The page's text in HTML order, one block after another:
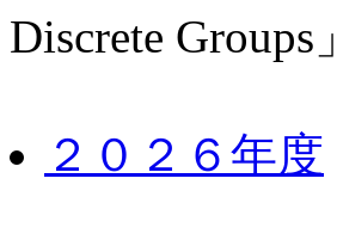
Discrete Groups」
２０２６年度